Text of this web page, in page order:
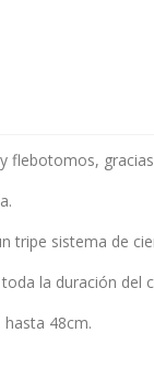
flebotomos,
tripe sistema de
la duración del
48cm.